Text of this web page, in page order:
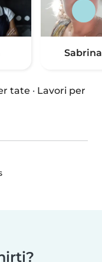
Sabrina
tate · Lavori per